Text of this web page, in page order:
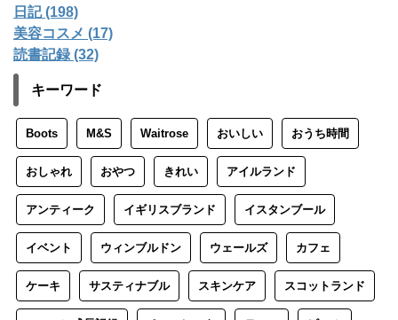
日記 (198)
美容コスメ (17)
読書記録 (32)
キーワード
Boots M&S Waitrose おいしい おうち時間
おしゃれ おやつ きれい アイルランド
アンティーク イギリスブランド イスタンブール
イベント ウィンブルドン ウェールズ カフェ
ケーキ サスティナブル スキンケア スコットランド